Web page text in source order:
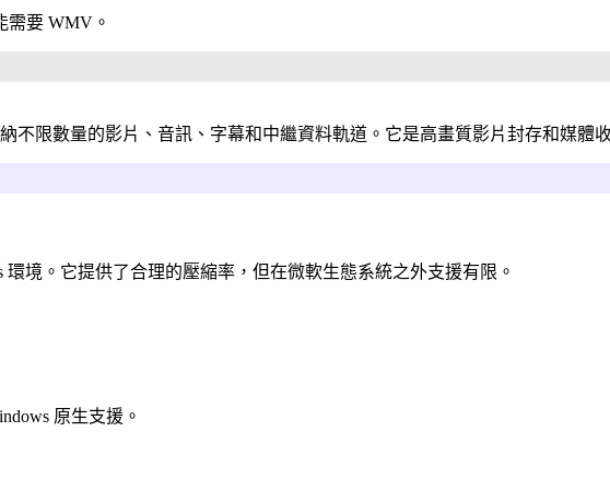
需要 WMV。
不限數量的影片、音訊、字幕和中繼資料軌道。它是高畫質影片封存和媒體
境。它提供了合理的壓縮率，但在微軟生態系統之外支援有限。
原生支援。